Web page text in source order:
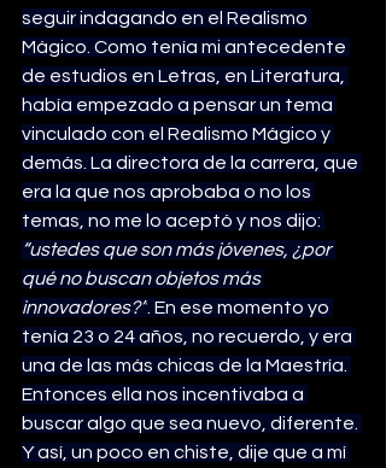
seguir indagando en el Realismo
Mágico. Como tenía mi antecedente
de estudios en Letras, en Literatura,
había empezado a pensar un tema
vinculado con el Realismo Mágico y
demás. La directora de la carrera, que
era la que nos aprobaba o no los
temas, no me lo aceptó y nos dijo:
“ustedes que son más jóvenes, ¿por
qué no buscan objetos más
innovadores?” . En ese momento yo
tenía 23 o 24 años, no recuerdo, y era
una de las más chicas de la Maestría.
Entonces ella nos incentivaba a
buscar algo que sea nuevo, diferente.
Y así, un poco en chiste, dije que a mí